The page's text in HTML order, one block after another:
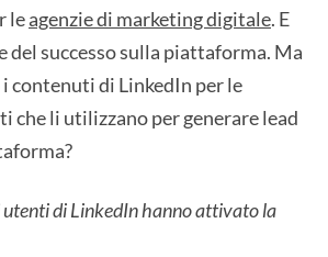
leagenzie di marketing digitale. E
del successo sulla piattaforma. Ma
contenuti di LinkedIn per le
che li utilizzano per generare lead
di LinkedIn hanno attivato la